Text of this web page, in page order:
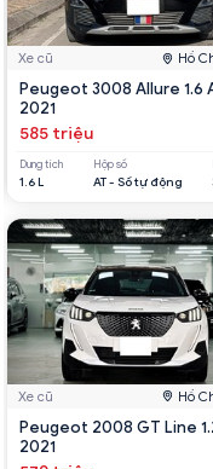
Xe cũ Hồ
Peugeot 3008 Allure 1.6
2021
585 triệu
Dung tích
1.6 L
Hộp số
AT - Số tự động
Xe cũ Hồ
Peugeot 2008 GT Line
2021